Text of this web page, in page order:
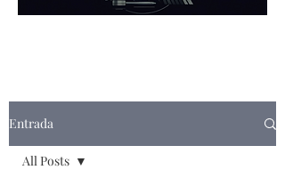
Entrada
All Posts